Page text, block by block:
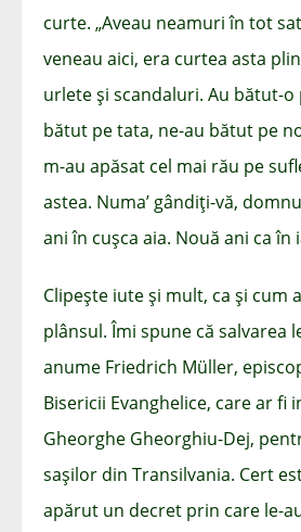
curte. „Aveau neamuri în tot
veneau aici, era curtea asta
urlete și scandaluri. Au bătut-o
bătut pe tata, ne-au bătut pe
m-au apăsat cel mai rău pe
astea. Numa’ gândiți-vă,
ani în cușca aia. Nouă ani ca în
Clipește iute și mult, ca și cum
plânsul. Îmi spune că salvarea
anume Friedrich Müller,
Bisericii Evanghelice, care ar fi
Gheorghe Gheorghiu-Dej,
sașilor din Transilvania. Cert
apărut un decret prin care le-